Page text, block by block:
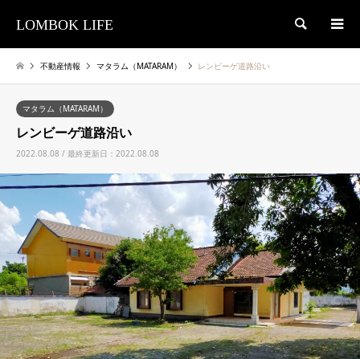
LOMBOK LIFE 検索
不動産情報 マタラム（MATARAM） レンビーゲ道路沿い
マタラム（MATARAM）
レンビーゲ道路沿い
2022.08.08 / 最終更新日：2022.08.08